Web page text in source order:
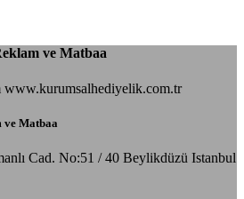
ve Matbaa
ve Matbaa
Cad. No:51 / 40 Beylikdüzü Istanbul